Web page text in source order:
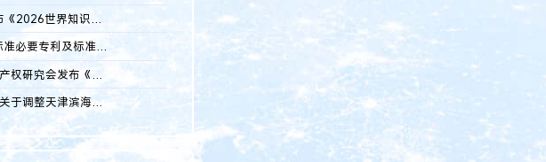
WIPO发布《2026世界知识产权报告》 含报告全文
全球5G标准必要专利及标准提案研究报告（2026年）全文发布
中国知识产权研究会发布《2025年度中国企业海外知识产权纠纷调查...
2026.08.07
天津高院关于调整天津滨海高新技术产业开发区华苑科技园一审普通...
2026.08.07